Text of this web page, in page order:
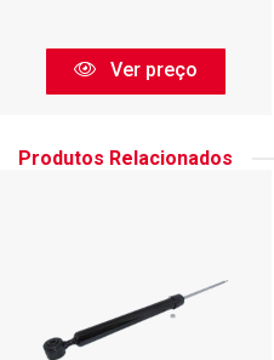
Ver preço
Produtos Relacionados